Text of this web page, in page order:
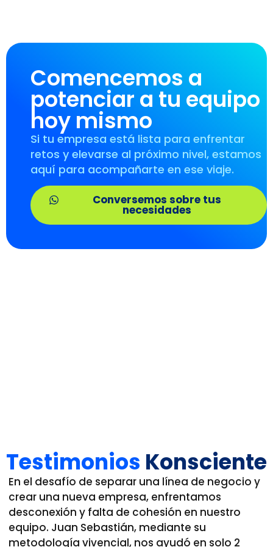
Comencemos a
potenciar a tu equipo
hoy mismo
Si tu empresa está lista para enfrentar
retos y elevarse al próximo nivel, estamos
aquí para acompañarte en ese viaje.
Conversemos sobre tus
necesidades
Testimonios Konsciente
En el desafío de separar una línea de negocio y
crear una nueva empresa, enfrentamos
desconexión y falta de cohesión en nuestro
equipo. Juan Sebastián, mediante su
metodología vivencial, nos ayudó en solo 2